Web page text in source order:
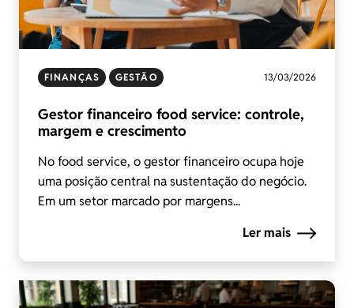
FINANÇAS GESTÃO 13/03/2026
Gestor financeiro food service: controle,
margem e crescimento
No food service, o gestor financeiro ocupa hoje
uma posição central na sustentação do negócio.
Em um setor marcado por margens...
Ler mais